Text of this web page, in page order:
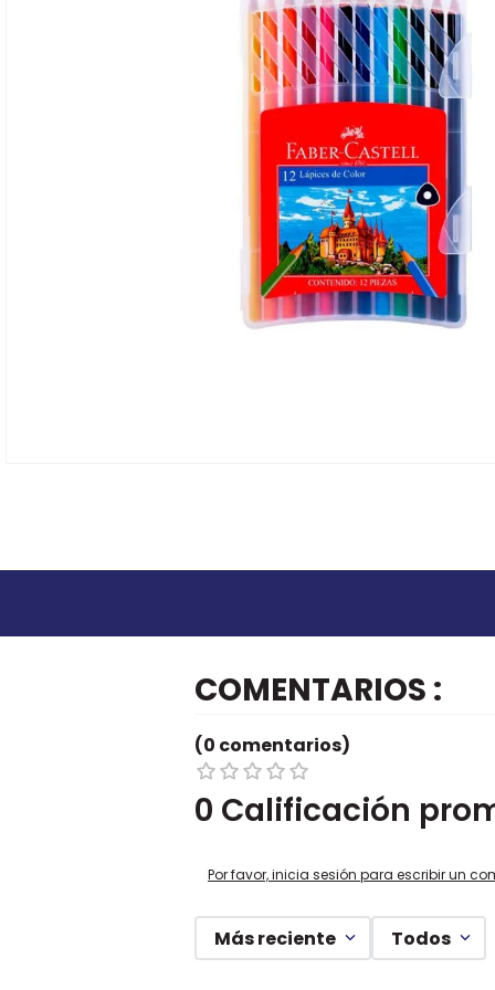
COMENTARIOS
0 Calificación
(0 comentarios)
Por favor, inicia sesión para escribir un
Más reciente Todos